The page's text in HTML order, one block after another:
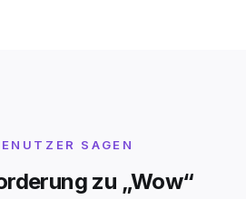
SAGEN
zu „Wow“